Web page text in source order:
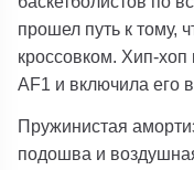
прошел путь к тому,
кроссовком. Хип-хоп
AF1 и включила его
Пружинистая
подошва и